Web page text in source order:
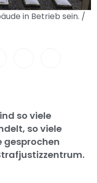
in Betrieb sein. /
so viele
so viele
gesprochen